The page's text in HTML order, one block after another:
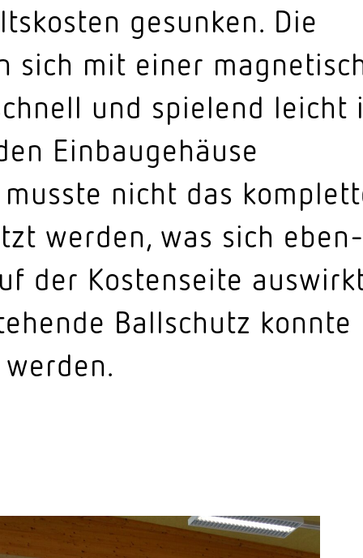
gesunken. Die
sich mit einer
und spielend leicht
Einbau­ge­häuse
nicht das
werden, was sich eben­
der Kosten­seite
Ball­schutz konnte